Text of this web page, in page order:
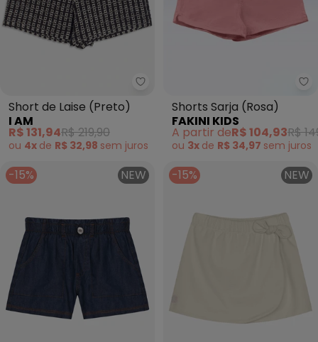
I Am - Short de Laise (Preto)
Short de Laise (Preto)
I AM
R$ 131,94R$ 219,90
ou 4x de R$ 32,98 sem juros
Shorts Sarja (Rosa)
FAKINI KIDS
A partir deR$ 104,93R$
ou 3x de R$ 34,97 sem juros
-15% NEW -15% NEW